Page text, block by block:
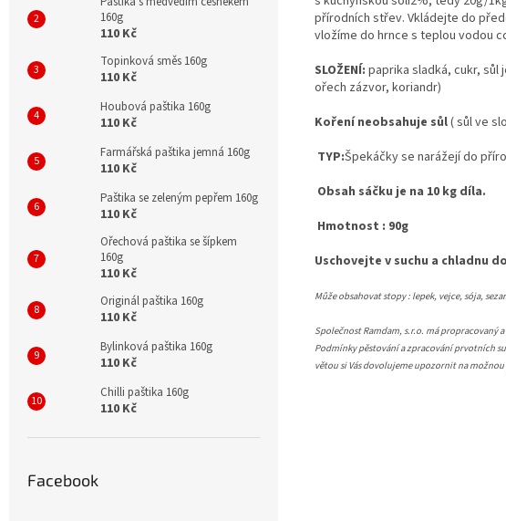
160g
110 Kč
Topinková směs 160g
110 Kč
Houbová paštika 160g
110 Kč
Farmářská paštika jemná 160g
110 Kč
Paštika se zeleným pepřem 160g
110 Kč
Ořechová paštika se šípkem
160g
110 Kč
Originál paštika 160g
110 Kč
Bylinková paštika 160g
110 Kč
Chilli paštika 160g
110 Kč
Facebook
přírodních střev. Vkládejte do
vložíme do hrnce s teplou vodou
SLOŽENÍ: paprika sladká, cukr,
ořech zázvor, koriandr)
Koření neobsahuje sůl( sůl ve
TYP:Špekáčky se narážejí do
Obsah sáčku je na 10 kg díla.
Hmotnost : 90g
Uschovejte v suchu a chladnu
Může obsahovat stopy : lepek, vejce, sója,
Společnost Ramdam, s.r.o. má propracovaný
Podmínky pěstování a zpracování prvotních
větou si Vás dovolujeme upozornit na